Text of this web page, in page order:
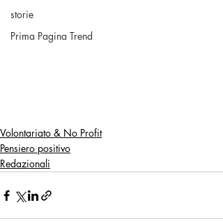
storie
Prima Pagina Trend
Volontariato & No Profit
Pensiero positivo
Redazionali